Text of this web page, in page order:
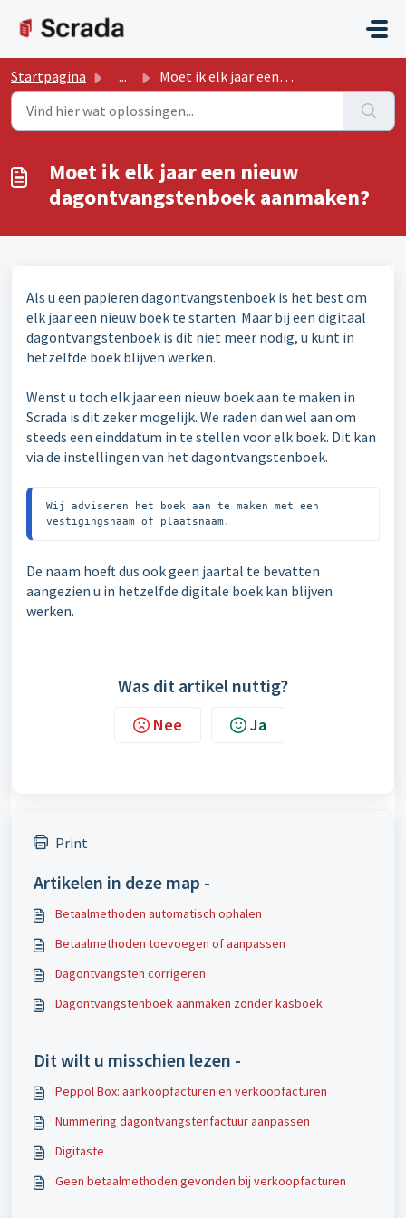
Startpagina ... Moet ik elk jaar een nieuw dagontvangstenboek aanmaken?
Moet ik elk jaar een nieuw
dagontvangstenboek aanmaken?
Als u een papieren dagontvangstenboek is het best om
elk jaar een nieuw boek te starten. Maar bij een digitaal
dagontvangstenboek is dit niet meer nodig, u kunt in
hetzelfde boek blijven werken.
Wenst u toch elk jaar een nieuw boek aan te maken in
Scrada is dit zeker mogelijk. We raden dan wel aan om
steeds een einddatum in te stellen voor elk boek. Dit kan
via de instellingen van het dagontvangstenboek.
Wij adviseren het boek aan te maken met een
vestigingsnaam of plaatsnaam.
De naam hoeft dus ook geen jaartal te bevatten
aangezien u in hetzelfde digitale boek kan blijven
werken.
Was dit artikel nuttig?
Nee Ja
Print
Artikelen in deze map -
Betaalmethoden automatisch ophalen
Betaalmethoden toevoegen of aanpassen
Dagontvangsten corrigeren
Dagontvangstenboek aanmaken zonder kasboek
Dit wilt u misschien lezen -
Peppol Box: aankoopfacturen en verkoopfacturen
Nummering dagontvangstenfactuur aanpassen
Digitaste
Geen betaalmethoden gevonden bij verkoopfacturen